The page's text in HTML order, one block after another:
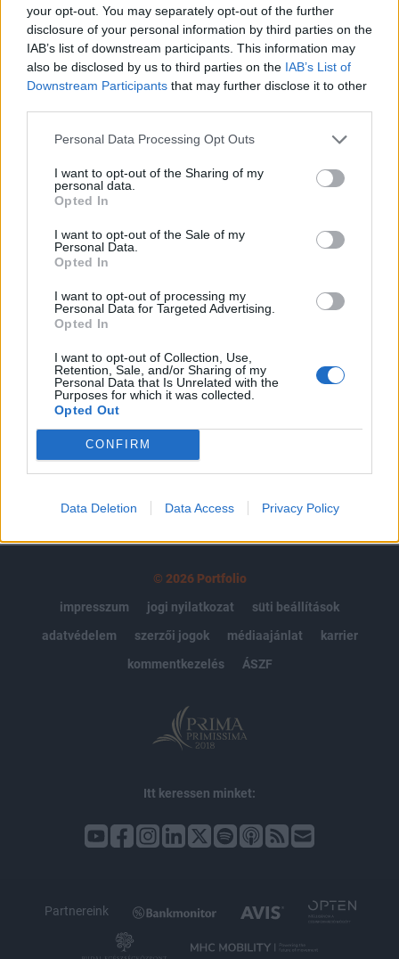
your opt-out. You may separately opt-out of the further
disclosure of your personal information by third parties on the
IAB’s list of downstream participants. This information may
also be disclosed by us to third parties on the IAB’s List of
Downstream Participants that may further disclose it to other
Personal Data Processing Opt Outs
I want to opt-out of the Sharing of my
personal data.
Opted In
I want to opt-out of the Sale of my
Personal Data.
Opted In
I want to opt-out of processing my
Personal Data for Targeted Advertising.
Opted In
I want to opt-out of Collection, Use,
Retention, Sale, and/or Sharing of my
Personal Data that Is Unrelated with the
Purposes for which it was collected.
Opted Out
CONFIRM
Data Deletion Data Access Privacy Policy
Komáromban. A Klapka György úti áruház bérleményként
fog működni, s 1000 négyzetméteren szolgálja ki a
vásárlókat. Ez a Praktiker történetének legkisebb áruháza
Magyarországon az 1998-as piacra lépés óta. Az
üzletegység...
A keresett cikk a portfolio.hu hírarchívumához
tartozik, melynek olvasása előfizetéses
regisztrációhoz kötött.
Az előfizetés a következőket tartalmazza:
Kötéslisták: BÉT elmúlt 2 év napon belüli
kötéslistái
Előfizetés
MÁR ELŐFIZETŐNK VAGY?
© 2026 Portfolio
impresszum
jogi nyilatkozat
süti beállítások
adatvédelem
szerzői jogok médiaajánlat
karrier
kommentkezelés
ÁSZF
Itt keressen minket:
Partnereink